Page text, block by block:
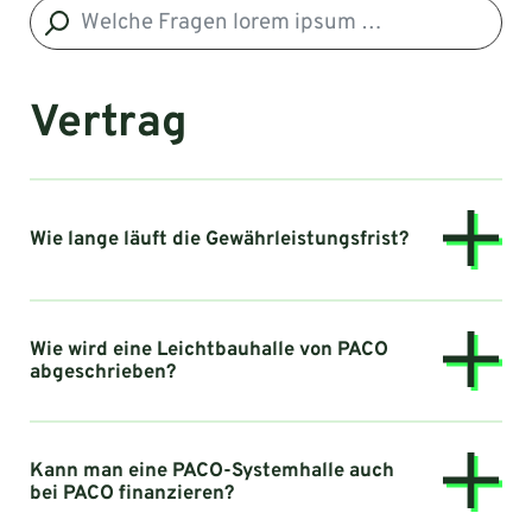
Vertrag
Wie lange läuft die Gewährleistungsfrist?
Wie wird eine Leichtbauhalle von PACO
abgeschrieben?
Kann man eine PACO-Systemhalle auch
bei PACO finanzieren?